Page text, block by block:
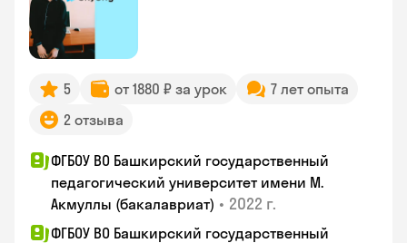
5 от 1880 ₽ за урок
7 лет опыта
2 отзыва
ФГБОУ ВО Башкирский государственный
педагогический университет имени М.
Акмуллы (бакалавриат) • 2022 г.
ФГБОУ ВО Башкирский государственный